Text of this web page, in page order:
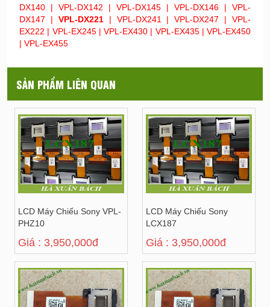
DX140 | VPL-DX142 | VPL-DX145 | VPL-DX146 | VPL-
DX147 | VPL-DX221| VPL-DX241 | VPL-DX247 | VPL-
EX222 | VPL-EX245 | VPL-EX430 | VPL-EX435 | VPL-EX450
| VPL-EX455
SẢN PHẨM LIÊN QUAN
LCD Máy Chiếu Sony VPL-
PHZ10
Giá : 3,950,000đ
LCD Máy Chiếu Sony
LCX187
Giá : 3,950,000đ